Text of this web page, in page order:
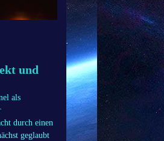
und
als
durch einen
geglaubt